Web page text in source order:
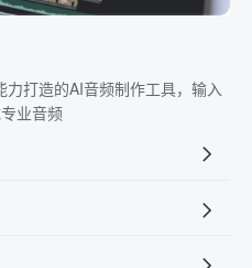
打造的AI音频制作工具，输入
业音频